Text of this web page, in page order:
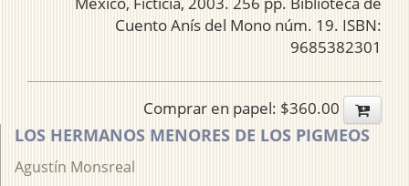
Cuento Anís del Mono núm. 19. ISBN:
9685382301
Comprar en papel: $360.00
LOS HERMANOS MENORES DE LOS PIGMEOS
Agustín Monsreal